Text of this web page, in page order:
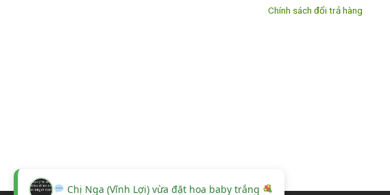
Chính sách đổi trả hàng
Chị Nga (Vĩnh Lợi) vừa đặt hoa baby trắng